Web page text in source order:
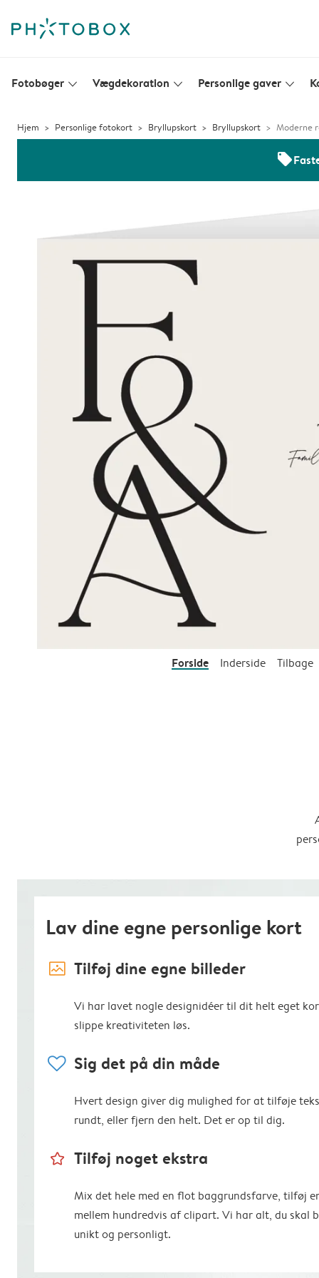
Fotobøger slim_arrow_down Vægdekoration slim_arrow_down Personlige gaver slim_arrow_down
Hjem Personlige fotokort Bryllupskort Bryllupskort Moderne
offers
Forside Inderside Tilbage
Lav dine egne personlige kort
image_placeholder Tilføj dine egne billeder
Vi har lavet nogle designidéer til dit helt eget
slippe kreativiteten løs.
heart Sig det på din måde
Hvert design giver dig mulighed for at tilføje
rundt, eller fjern den helt. Det er op til dig.
star_outline Tilføj noget ekstra
Mix det hele med en flot baggrundsfarve, tilføj
mellem hundredvis af clipart. Vi har alt, du skal
unikt og personligt.